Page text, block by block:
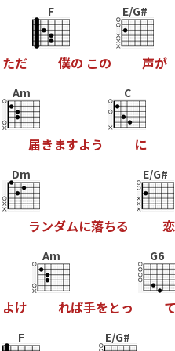
ただ
F
僕の この
E/G#
声が
Am
届き ますよう
C
に
Dm
ランダムに落ちる
E/G#
恋
よけ
Am
れば手をとっ
G6
て
F E/G#